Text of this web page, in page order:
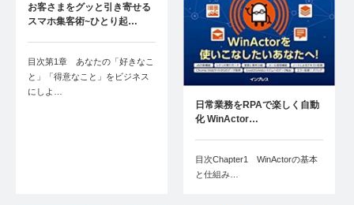
お客さまをグッと引き寄せる
スマホ集客術~ひとり起…
目次第1章 あなたの「好きなこ
と」「得意なこと」をビジネス
にしよ…
日常業務をRPAで楽しく自動
化 WinActor…
目次Chapter1 WinActorの基本
と仕組み…